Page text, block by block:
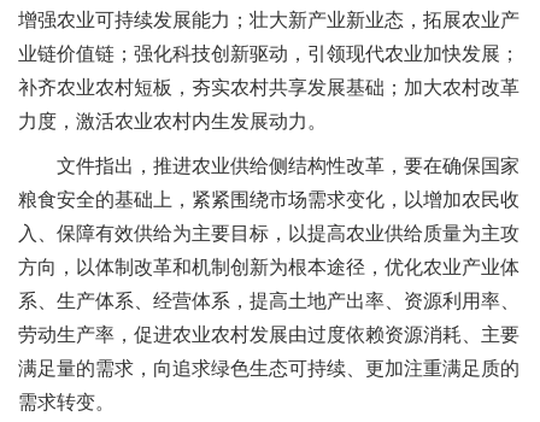
增强农业可持续发展能力；壮大新产业新业态，拓展农业产
业链价值链；强化科技创新驱动，引领现代农业加快发展；
补齐农业农村短板，夯实农村共享发展基础；加大农村改革
力度，激活农业农村内生发展动力。
文件指出，推进农业供给侧结构性改革，要在确保国家
粮食安全的基础上，紧紧围绕市场需求变化，以增加农民收
入、保障有效供给为主要目标，以提高农业供给质量为主攻
方向，以体制改革和机制创新为根本途径，优化农业产业体
系、生产体系、经营体系，提高土地产出率、资源利用率、
劳动生产率，促进农业农村发展由过度依赖资源消耗、主要
满足量的需求，向追求绿色生态可持续、更加注重满足质的
需求转变。